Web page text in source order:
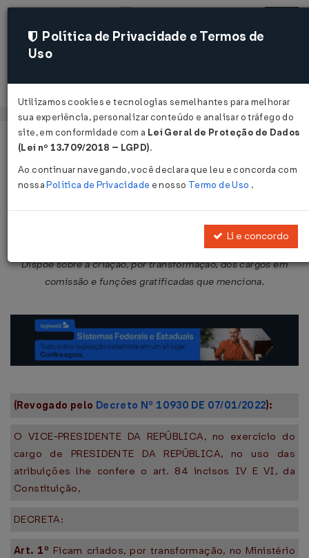
Acessar
Página Inicial Legislações
Decreto Nº 1549 DE 05/07/1995
Publicado no DOU em 6 jul 1995
Dispõe sobre a criação, por transformação, dos cargos em
comissão e funções gratificadas que menciona.
(Revogado pelo Decreto Nº 10930 DE 07/01/2022):
O VICE-PRESIDENTE DA REPÚBLICA, no exercício do
cargo de PRESIDENTE DA REPÚBLICA, no uso das
atribuições lhe confere o art. 84 incisos IV E VI, da
Constituição,
DECRETA:
Art. 1º Ficam criados, por transformação, no Ministério
Política de Privacidade e Termos de
Uso
Utilizamos cookies e tecnologias semelhantes para melhorar
sua experiência, personalizar conteúdo e analisar o tráfego do
site, em conformidade com a Lei Geral de Proteção de Dados
(Lei nº 13.709/2018 – LGPD).
Ao continuar navegando, você declara que leu e concorda com
nossaPolítica de Privacidade e nosso Termo de Uso .
Li e concordo